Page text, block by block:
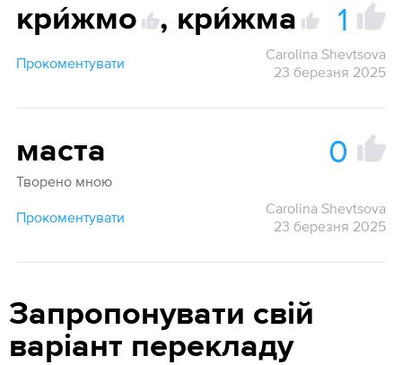
кри́жмо , кри́жма 1
Прокоментувати
Carolina Shevtsova
23 березня 2025
маста 0
Творено мною
Прокоментувати
Carolina Shevtsova
23 березня 2025
Запропонувати свій
варіант перекладу